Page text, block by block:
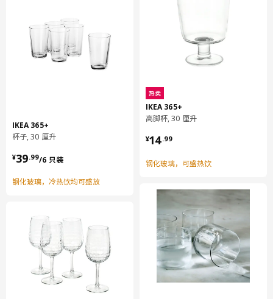
IKEA 365+
杯子, 30 厘升
¥39.99/6 只装
¥ 39.99/6 只装
钢化玻璃，冷热饮均可盛放
热卖
IKEA 365+
高脚杯, 30 厘升
¥14.99
¥ 14.99
钢化玻璃，可盛热饮